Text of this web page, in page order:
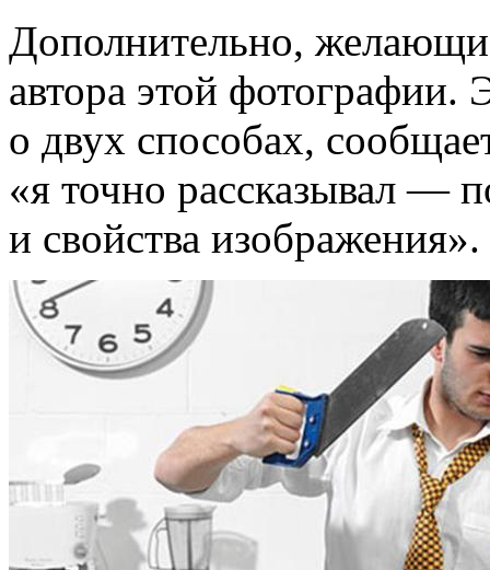
Дополнительно,
автора этой
о двух способах,
«я точно рассказывал —
и свойства изображения».